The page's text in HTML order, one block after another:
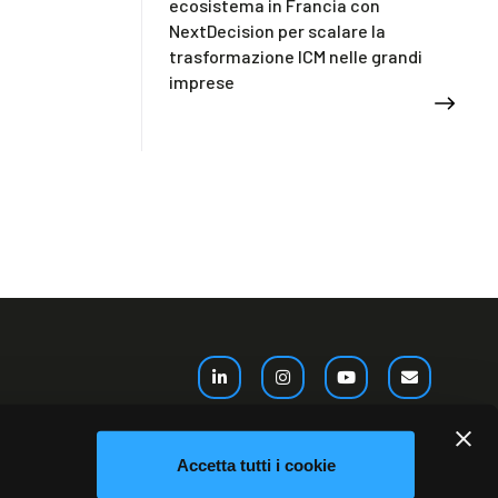
Accetta tutti i cookie
ecosistema in Francia con
NextDecision per scalare la
trasformazione ICM nelle grandi
imprese